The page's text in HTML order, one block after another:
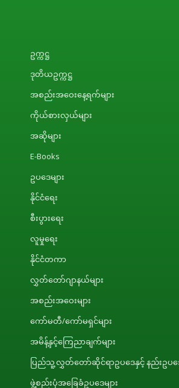
ဥက္ကဋ္ဌ
ဒုတိယဥက္ကဋ္ဌ
အစည်းအဝေးနေ့ရက်များ
ကိုယ်စားလှယ်များ
အဆိုများ
E-Books
ဥပဒေများ
နိုင်ငံရေး
စီးပွားရေး
လူမှုရေး
နိုင်ငံတကာ
လွှတ်တော်ဂျာနယ်များ
အစည်းအဝေးများ
ကော်မတီ/ကော်မရှင်များ
အမိန့်နှင့်ကြေညာချက်များ
ပြည်သူ့လွှတ်တော်ဆိုင်ရာဥပဒေနှင့် နည်းဥပဒေ
ဖွဲ့စည်းပုံအခြေခံဥပဒေများ